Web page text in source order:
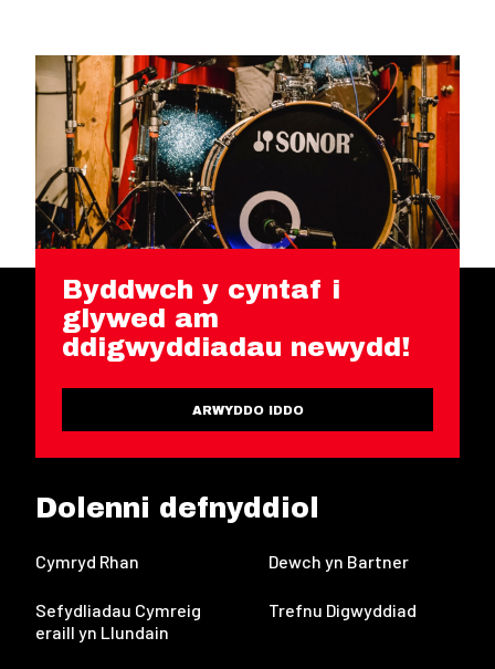
Byddwch y cyntaf i
glywed am
ddigwyddiadau newydd!
ARWYDDO IDDO
Dolenni defnyddiol
Cymryd Rhan Dewch yn Bartner
Sefydliadau Cymreig
eraill yn Llundain
Trefnu Digwyddiad